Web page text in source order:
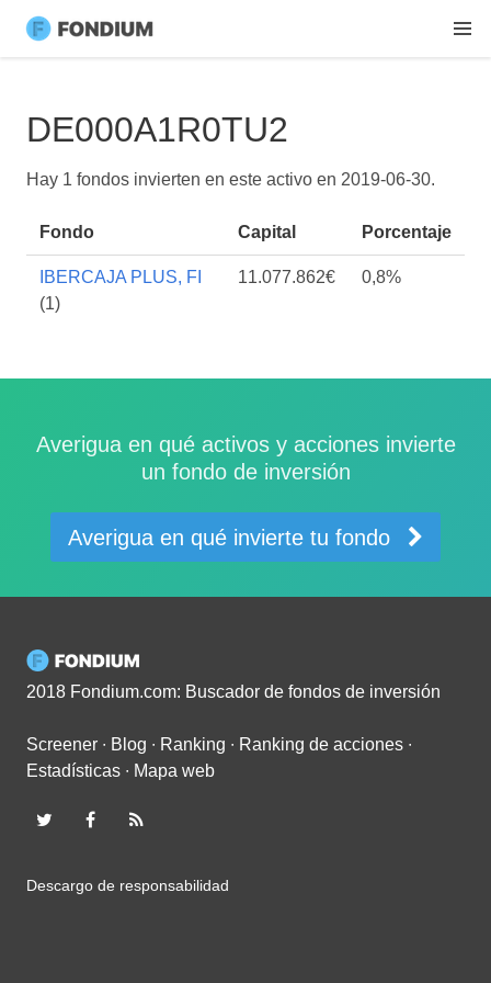
DE000A1R0TU2
Hay 1 fondos invierten en este activo en 2019-06-30.
Fondo Capital Porcentaje
IBERCAJA PLUS, FI
(1)
11.077.862€ 0,8%
Averigua en qué activos y acciones invierte
un fondo de inversión
Averigua en qué invierte tu fondo
2018 Fondium.com: Buscador de fondos de inversión
Screener ∙ Blog ∙ Ranking ∙ Ranking de acciones ∙
Estadísticas ∙ Mapa web
Descargo de responsabilidad